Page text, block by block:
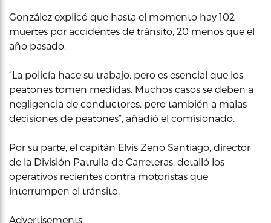
González explicó que hasta el momento hay 102
muertes por accidentes de tránsito, 20 menos que el
año pasado.
“La policía hace su trabajo, pero es esencial que los
peatones tomen medidas. Muchos casos se deben a
negligencia de conductores, pero también a malas
decisiones de peatones”, añadió el comisionado.
Por su parte, el capitán Elvis Zeno Santiago, director
de la División Patrulla de Carreteras, detalló los
operativos recientes contra motoristas que
interrumpen el tránsito.
Advertisements